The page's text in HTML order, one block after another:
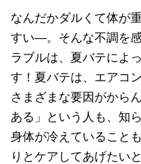
なんだかダルくて体が
すい—。そんな不調を
ラブルは、夏バテによ
す！夏バテは、エアコ
さまざまな要因がから
ある」という人も、知
身体が冷えていること
りとケアしてあげたい